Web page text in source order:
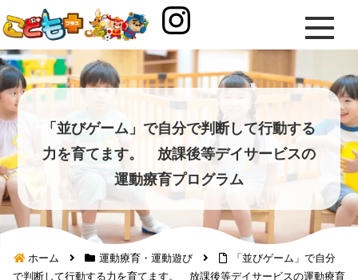
「並びゲーム」で自分で判断して行動する
力を育てます。 放課後等デイサービスの
運動療育プログラム
ホーム 運動療育・運動遊び
「並びゲーム」で自分
で判断して行動する力を育てます。 放課後等デイサービスの運動療育